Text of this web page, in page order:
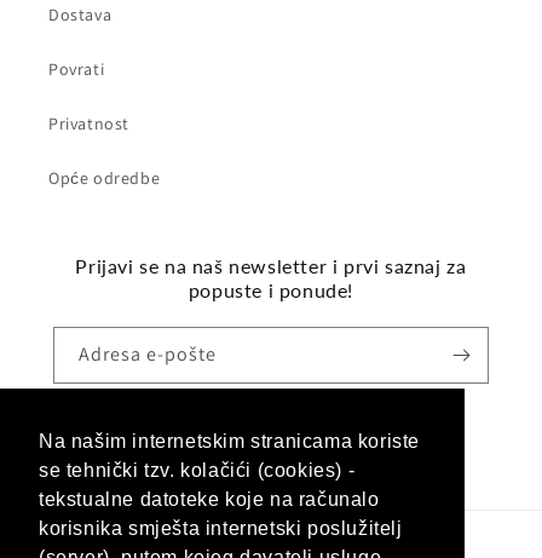
Na našim internetskim stranicama koriste
se tehnički tzv. kolačići (cookies) -
tekstualne datoteke koje na računalo
korisnika smješta internetski poslužitelj
Dostava
Povrati
Privatnost
Opće odredbe
Prijavi se na naš newsletter i prvi saznaj za
popuste i ponude!
Adresa e-pošte
FacebookInstagram